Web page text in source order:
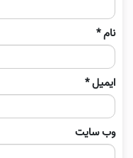
نام*
ایمیل*
وب‌ سایت